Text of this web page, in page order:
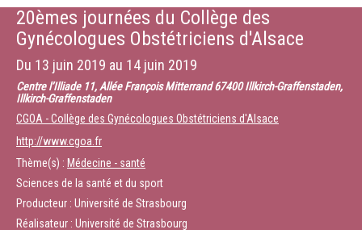
20èmes journées du Collège des
Gynécologues Obstétriciens d'Alsace
Du 13 juin 2019 au 14 juin 2019
Centre l’Illiade 11, Allée François Mitterrand 67400 Illkirch-Graffenstaden,
Illkirch-Graffenstaden
CGOA - Collège des Gynécologues Obstétriciens d'Alsace
http://www.cgoa.fr
Thème(s) : Médecine - santé
Sciences de la santé et du sport
Producteur : Université de Strasbourg
Réalisateur : Université de Strasbourg